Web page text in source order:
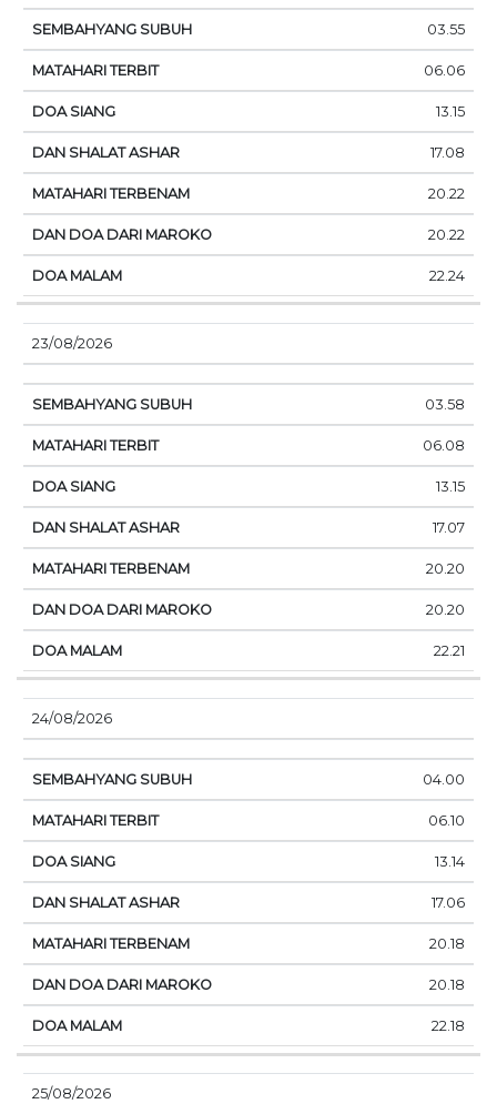
03.55
06.06
13.15
17.08
20.22
20.22
22.24
23/08/2026
03.58
06.08
13.15
17.07
20.20
20.20
22.21
24/08/2026
04.00
06.10
13.14
17.06
20.18
20.18
22.18
25/08/2026